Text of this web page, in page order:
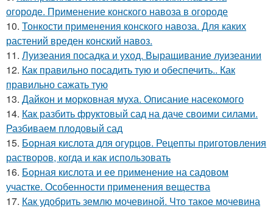
огороде. Применение конского навоза в огороде
10. Тонкости применения конского навоза. Для каких
растений вреден конский навоз.
11. Луизеания посадка и уход. Выращивание луизеании
12. Как правильно посадить тую и обеспечить.. Как
правильно сажать тую
13. Дайкон и морковная муха. Описание насекомого
14. Как разбить фруктовый сад на даче своими силами.
Разбиваем плодовый сад
15. Борная кислота для огурцов. Рецепты приготовления
растворов, когда и как использовать
16. Борная кислота и ее применение на садовом
участке. Особенности применения вещества
17. Как удобрить землю мочевиной. Что такое мочевина